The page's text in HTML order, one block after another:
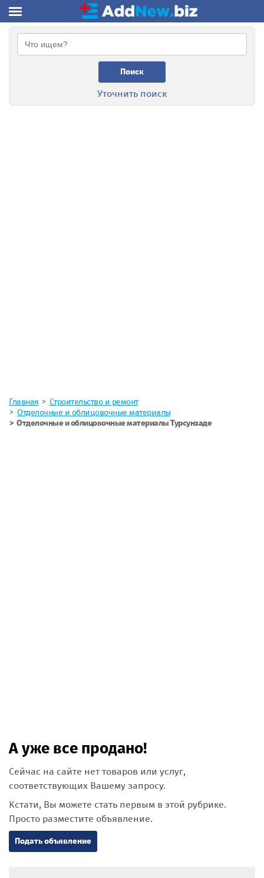
Поиск
Уточнить поиск
Главная
Строительство и ремонт
Отделочные и облицовочные материалы
Отделочные и облицовочные материалы Турсунзаде
А уже все продано!
Сейчас на сайте нет товаров или услуг,
соответствующих Вашему запросу.
Кстати, Вы можете стать первым в этой рубрике.
Просто разместите объявление.
Подать объявление